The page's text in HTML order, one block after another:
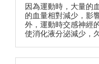
因為運動時，大量的
的血量相對減少，影
外，運動時交感神經
使消化液分泌減少，